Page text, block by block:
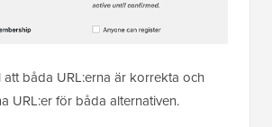
att båda URL:erna är korrekta och
URL:er för båda alternativen.